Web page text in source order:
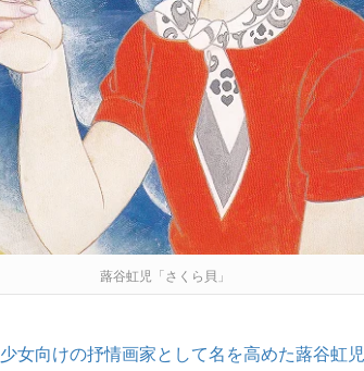
蕗谷虹児「さくら貝」
少女向けの抒情画家として名を高めた蕗谷虹児